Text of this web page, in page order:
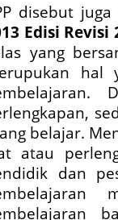
disebut
Edisi Revisi
yang
hal
belajar.
atau
dan